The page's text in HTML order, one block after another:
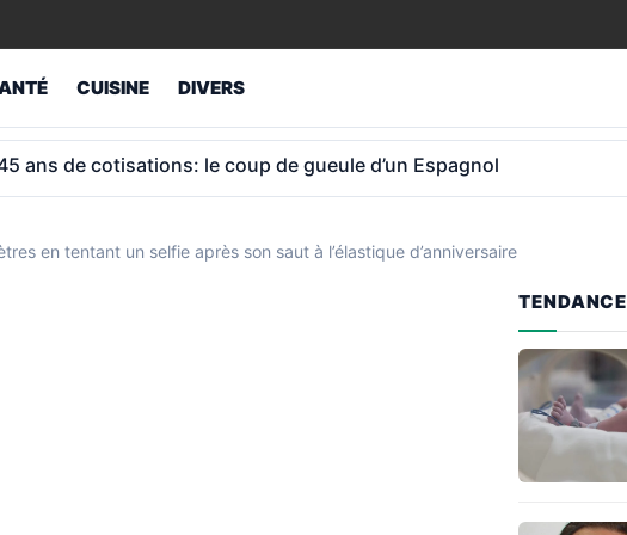
CUISINE DIVERS
retraités atteint 1 043 € et non 1 012 €
en tentant un selfie après son saut à l’élastique d’anniversaire
TENDANCE